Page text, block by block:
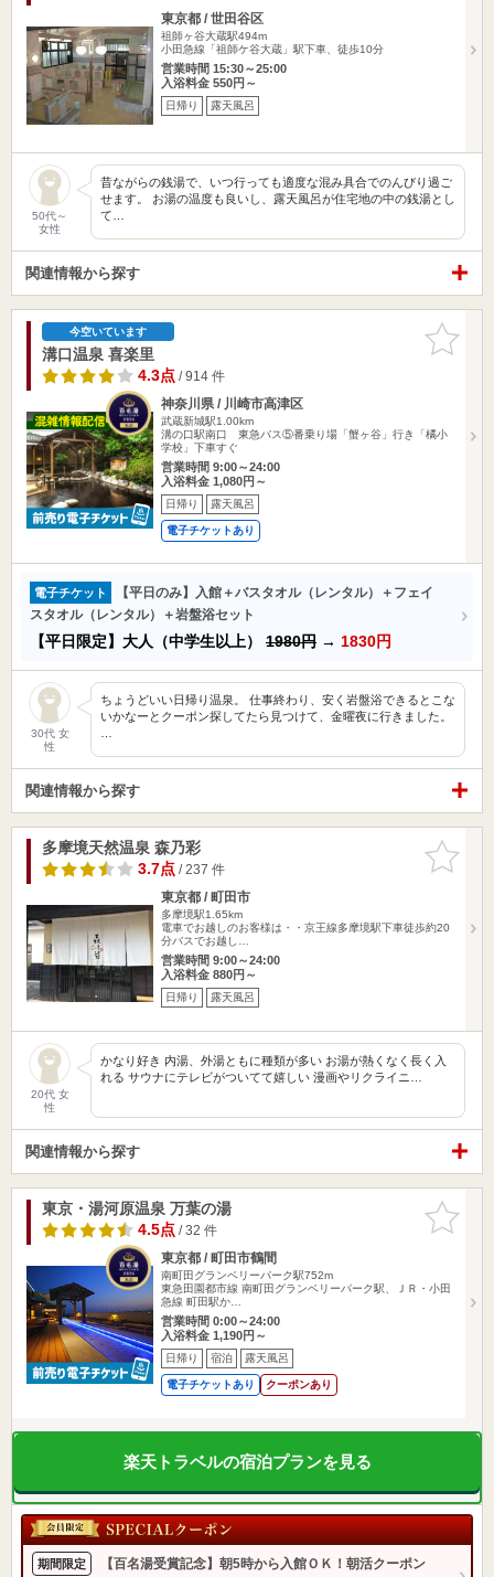
東京都 / 世田谷区
祖師ヶ谷大蔵駅494m
小田急線「祖師ケ谷大蔵」駅下車、徒歩10分
営業時間 15:30～25:00
入浴料金 550円～
日帰り 露天風呂
50代～
女性
昔ながらの銭湯で、いつ行っても適度な混み具合でのんびり過ご
せます。 お湯の温度も良いし、露天風呂が住宅地の中の銭湯とし
て…
関連情報から探す
お気に入
りに追加
今空いています
溝口温泉 喜楽里
4.3点/ 914 件
神奈川県 / 川崎市高津区
武蔵新城駅1.00km
溝の口駅南口 東急バス⑤番乗り場「蟹ヶ谷」行き「橘小
学校」下車すぐ
営業時間 9:00～24:00
入浴料金 1,080円～
日帰り 露天風呂
電子チケットあり
電子チケット
【平日のみ】入館＋バスタオル（レンタル）＋フェイ
スタオル（レンタル）＋岩盤浴セット
【平日限定】大人（中学生以上） 1980円 → 1830円
30代 女
性
ちょうどいい日帰り温泉。 仕事終わり、安く岩盤浴できるとこな
いかなーとクーポン探してたら見つけて、金曜夜に行きました。
関連情報から探す
お気に入
りに追加
多摩境天然温泉 森乃彩
3.7点/ 237 件
東京都 / 町田市
多摩境駅1.65km
電車でお越しのお客様は・・京王線多摩境駅下車徒歩約20
分バスでお越し…
営業時間 9:00～24:00
入浴料金 880円～
日帰り 露天風呂
20代 女
性
かなり好き 内湯、外湯ともに種類が多い お湯が熱くなく長く入
れる サウナにテレビがついてて嬉しい 漫画やリクライニ…
関連情報から探す
お気に入
りに追加
東京・湯河原温泉 万葉の湯
4.5点/ 32 件
東京都 / 町田市鶴間
南町田グランベリーパーク駅752m
東急田園都市線 南町田グランベリーパーク駅、ＪＲ・小田
急線 町田駅か…
営業時間 0:00～24:00
入浴料金 1,190円～
日帰り 宿泊 露天風呂
電子チケットあり クーポンあり
楽天トラベルの宿泊プランを見る
期間限定 【百名湯受賞記念】朝5時から入館ＯＫ！朝活クーポン